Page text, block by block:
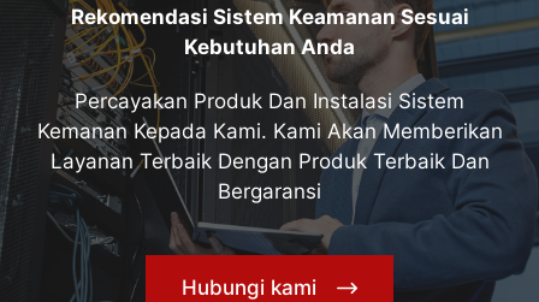
Rekomendasi Sistem Keamanan Sesuai
Kebutuhan Anda
Percayakan Produk Dan Instalasi Sistem
Kemanan Kepada Kami. Kami Akan Memberikan
Layanan Terbaik Dengan Produk Terbaik Dan
Bergaransi
Hubungi kami